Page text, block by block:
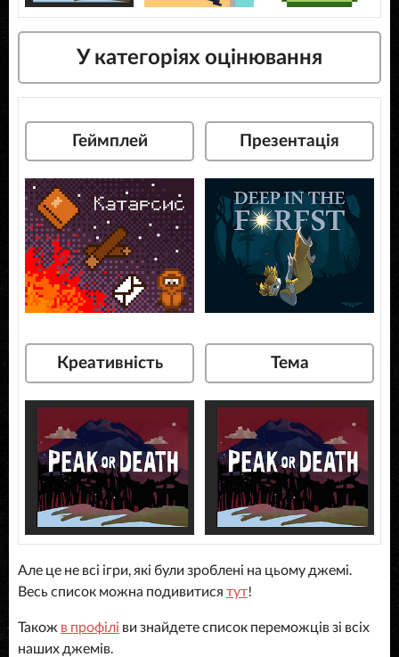
У категоріях оцінювання
Геймплей Презентація
Креативність Тема
Але це не всі ігри, які були зроблені на цьому джемі.
Весь список можна подивитися тут!
Також в профілі ви знайдете список переможців зі всіх
наших джемів.